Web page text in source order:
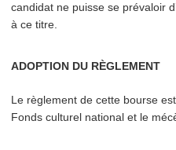
candidat ne puisse se prévaloir
à ce titre.
ADOPTION DU RÈGLEMENT
Le règlement de cette bourse
Fonds culturel national et le